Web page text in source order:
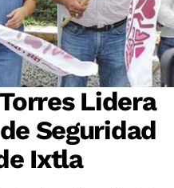
Lidera
Seguridad
Ixtla